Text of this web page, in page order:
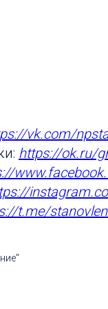
vk.com/
https://ok.ru/
t.me/